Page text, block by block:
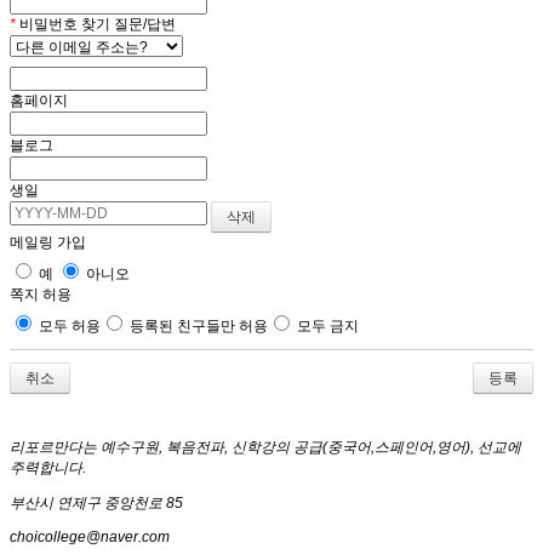
* 비밀번호 찾기 질문/답변
홈페이지
블로그
생일
메일링 가입
예
아니오
쪽지 허용
모두 허용
등록된 친구들만 허용 모두 금지
취소
리포르만다는 예수구원, 복음전파, 신학강의 공급(중국어,스페인어,영어), 선교에
주력합니다.
부산시 연제구 중앙천로 85
choicollege@naver.com